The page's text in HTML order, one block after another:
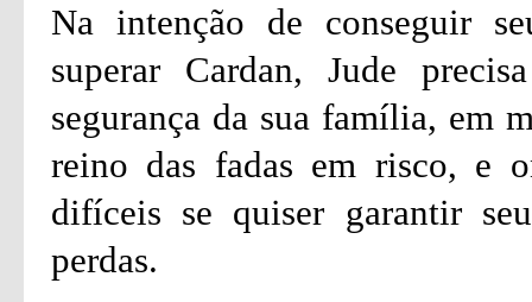
Na intenção de conseguir
superar Cardan, Jude
segurança da sua família, em
reino das fadas em risco, e
difíceis se quiser garantir
perdas.